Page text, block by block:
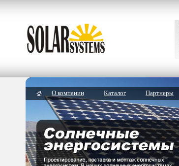
О компании Каталог Партнеры